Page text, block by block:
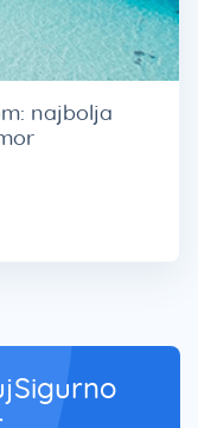
najbolja